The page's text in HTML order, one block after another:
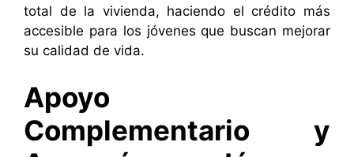
total de la vivienda, haciendo el crédito más
accesible para los jóvenes que buscan mejorar
su calidad de vida.
Apoyo
Complementario y